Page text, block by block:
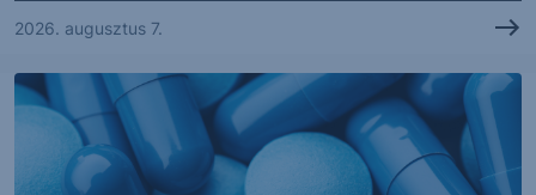
2026. augusztus 7.